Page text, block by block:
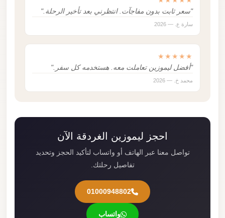
"سعر ثابت بدون مفاجآت. انتظرني بعد تأخير الرحلة."
سارة ع. — 2026
★★★★★
"أفضل ليموزين تعاملت معه. هستخدمه كل سفر."
محمد خ. — 2026
احجز ليموزين الغردقة الآن
تواصل معنا عبر الهاتف أو واتساب لتأكيد الحجز وتحديد
تفاصيل رحلتك.
01000948802
واتساب